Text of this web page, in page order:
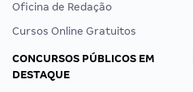
Oficina de Redação
Cursos Online Gratuitos
CONCURSOS PÚBLICOS EM
DESTAQUE